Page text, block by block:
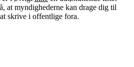
at myndighederne kan drage dig til
skrive i offentlige fora.